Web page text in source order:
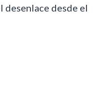
desenlace desde el